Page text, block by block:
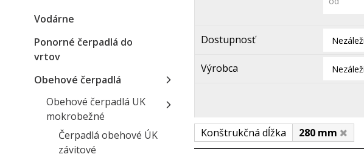
Dostupnosť
Výrobca
Konštrukčná dĺžka 280 mm
Vodárne
Ponorné čerpadlá do
vrtov
Obehové čerpadlá
Obehové čerpadlá UK
mokrobežné
Čerpadlá obehové ÚK
závitové